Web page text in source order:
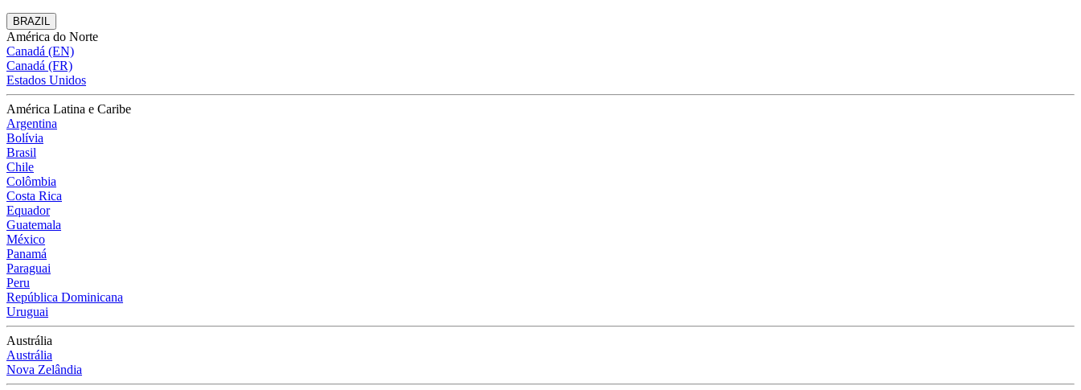
BRAZIL
América do Norte
Canadá (EN)
Canadá (FR)
Estados Unidos
América Latina e Caribe
Argentina
Bolívia
Brasil
Chile
Colômbia
Costa Rica
Equador
Guatemala
México
Panamá
Paraguai
Peru
República Dominicana
Uruguai
Austrália
Austrália
Nova Zelândia